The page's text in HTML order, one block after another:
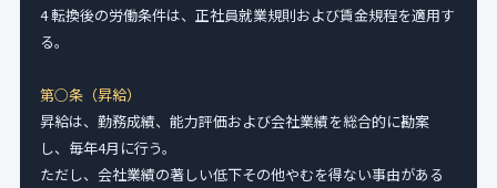
4 転換後の労働条件は、正社員就業規則および賃金規程を適用す
る。
第○条（昇給）
昇給は、勤務成績、能力評価および会社業績を総合的に勘案
し、毎年4月に行う。
ただし、会社業績の著しい低下その他やむを得ない事由がある